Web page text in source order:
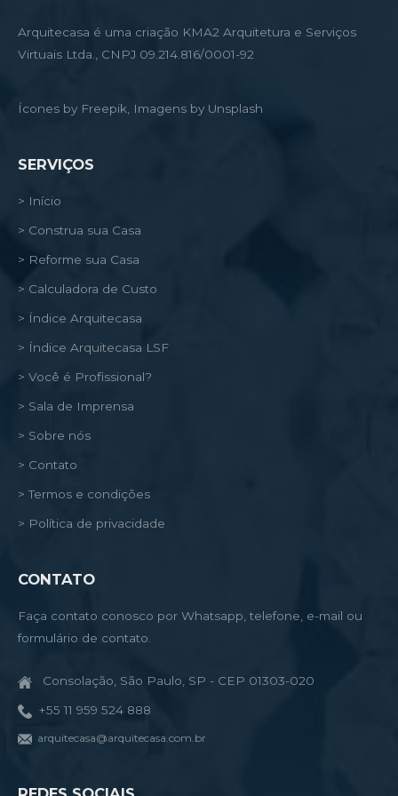
Arquitecasa é uma criação KMA2 Arquitetura e Serviços
Virtuais Ltda., CNPJ 09.214.816/0001-92
Ícones by Freepik, Imagens by Unsplash
SERVIÇOS
> Início
> Construa sua Casa
> Reforme sua Casa
> Calculadora de Custo
> Índice Arquitecasa
> Índice Arquitecasa LSF
> Você é Profissional?
> Sala de Imprensa
> Sobre nós
> Contato
> Termos e condições
> Política de privacidade
CONTATO
Faça contato conosco por Whatsapp, telefone, e-mail ou
formulário de contato.
Consolação, São Paulo, SP - CEP 01303-020
+55 11 959 524 888
arquitecasa@arquitecasa.com.br